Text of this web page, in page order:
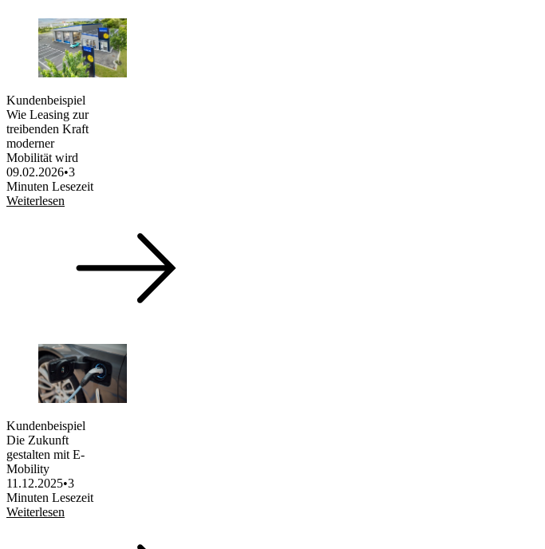
Kundenbeispiel
Wie Leasing zur
treibenden Kraft
moderner
Mobilität wird
09.02.2026•3
Minuten Lesezeit
Weiterlesen
Kundenbeispiel
Die Zukunft
gestalten mit E-
Mobility
11.12.2025•3
Minuten Lesezeit
Weiterlesen